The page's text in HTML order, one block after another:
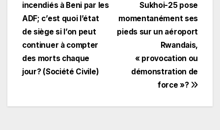
l’article
Sukhoi-25 pose
momentanément ses
pieds sur un aéroport
Rwandais,
« provocation ou
démonstration de
force »?
incendiés à Beni par les
ADF; c’est quoi l’état
de siège si l’on peut
continuer à compter
des morts chaque
jour? (Société Civile)